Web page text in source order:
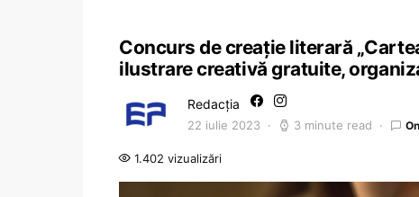
Concurs de creație literară
ilustrare creativă gratuite,
Redacția
22 iulie 2023 3 minute read
1.402 vizualizări